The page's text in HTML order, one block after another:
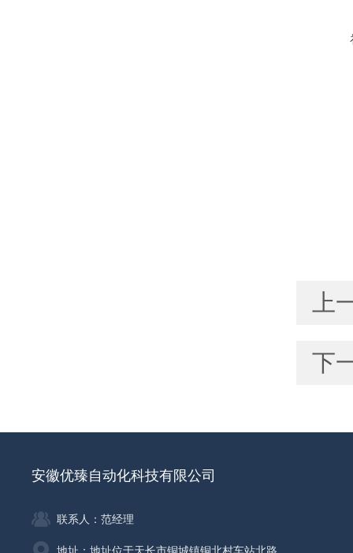
上
下
安徽优臻自动化科技有限公司
联系人：范经理